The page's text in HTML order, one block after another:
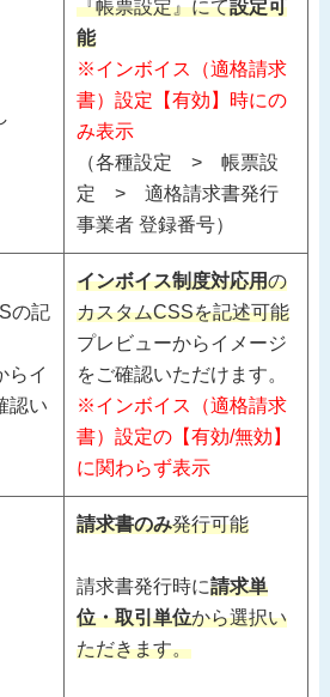
『帳票設定』にて設定可
能
※インボイス（適格請求
書）設定【有効】時にの
み表示
（各種設定 > 帳票設
定 > 適格請求書発行
事業者 登録番号）
の記
らイ
認い
インボイス制度対応用の
カスタムCSSを記述可能
プレビューからイメージ
をご確認いただけます。
※インボイス（適格請求
書）設定の【有効/無効】
に関わらず表示
請求書のみ発行可能
請求書発行時に請求単
位・取引単位から選択い
ただきます。